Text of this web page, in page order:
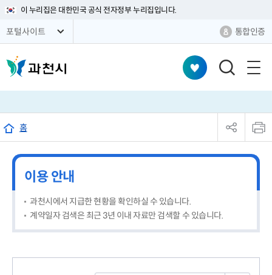
이 누리집은 대한민국 공식 전자정부 누리집입니다.
포털사이트 통합인증
검
열
기
홈
sns
공
스
본
문
이용 안내
과천시에서 지급한 현황을 확인하실 수 있습니다.
계약일자 검색은 최근 3년 이내 자료만 검색할 수 있습니다.